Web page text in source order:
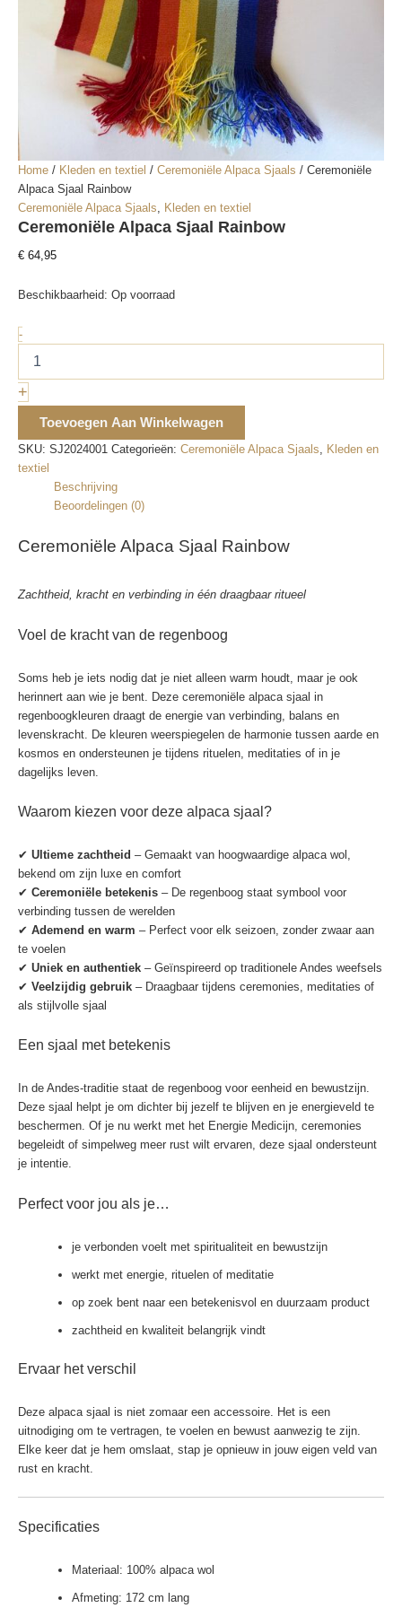
Home / Kleden en textiel / Ceremoniële Alpaca Sjaals / Ceremoniële
Alpaca Sjaal Rainbow
Ceremoniële Alpaca Sjaals
Kleden en textiel
Ceremoniële Alpaca Sjaal Rainbow
€ 64,95
Beschikbaarheid: Op voorraad
-Ceremoniële
Sjaal
Rainbow
aantal
+
Toevoegen Aan Winkelwagen
SKU: SJ2024001 Categorieën: Ceremoniële Alpaca Sjaals, Kleden en
textiel
Beschrijving
Beoordelingen (0)
Ceremoniële Alpaca Sjaal Rainbow
Zachtheid, kracht en verbinding in één draagbaar ritueel
Voel de kracht van de regenboog
Soms heb je iets nodig dat je niet alleen warm houdt, maar je ook
herinnert aan wie je bent. Deze ceremoniële alpaca sjaal in
regenboogkleuren draagt de energie van verbinding, balans en
levenskracht. De kleuren weerspiegelen de harmonie tussen aarde en
kosmos en ondersteunen je tijdens rituelen, meditaties of in je
dagelijks leven.
Waarom kiezen voor deze alpaca sjaal?
✔ Ultieme zachtheid – Gemaakt van hoogwaardige alpaca wol,
bekend om zijn luxe en comfort
✔ Ceremoniële betekenis – De regenboog staat symbool voor
verbinding tussen de werelden
✔ Ademend en warm – Perfect voor elk seizoen, zonder zwaar aan
te voelen
✔ Uniek en authentiek – Geïnspireerd op traditionele Andes weefsels
✔ Veelzijdig gebruik – Draagbaar tijdens ceremonies, meditaties of
als stijlvolle sjaal
Een sjaal met betekenis
In de Andes-traditie staat de regenboog voor eenheid en bewustzijn.
Deze sjaal helpt je om dichter bij jezelf te blijven en je energieveld te
beschermen. Of je nu werkt met het Energie Medicijn, ceremonies
begeleidt of simpelweg meer rust wilt ervaren, deze sjaal ondersteunt
je intentie.
Perfect voor jou als je…
je verbonden voelt met spiritualiteit en bewustzijn
werkt met energie, rituelen of meditatie
op zoek bent naar een betekenisvol en duurzaam product
zachtheid en kwaliteit belangrijk vindt
Ervaar het verschil
Deze alpaca sjaal is niet zomaar een accessoire. Het is een
uitnodiging om te vertragen, te voelen en bewust aanwezig te zijn.
Elke keer dat je hem omslaat, stap je opnieuw in jouw eigen veld van
rust en kracht.
Specificaties
Materiaal: 100% alpaca wol
Afmeting: 172 cm lang